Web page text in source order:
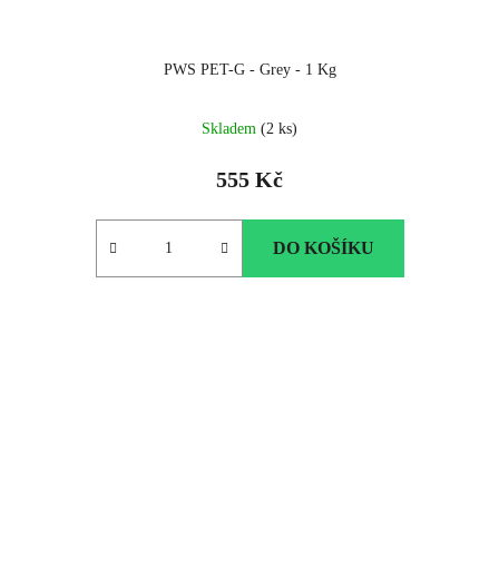
PWS PET-G - Grey - 1 Kg
Skladem (2 ks)
555 Kč
DO KOŠÍKU